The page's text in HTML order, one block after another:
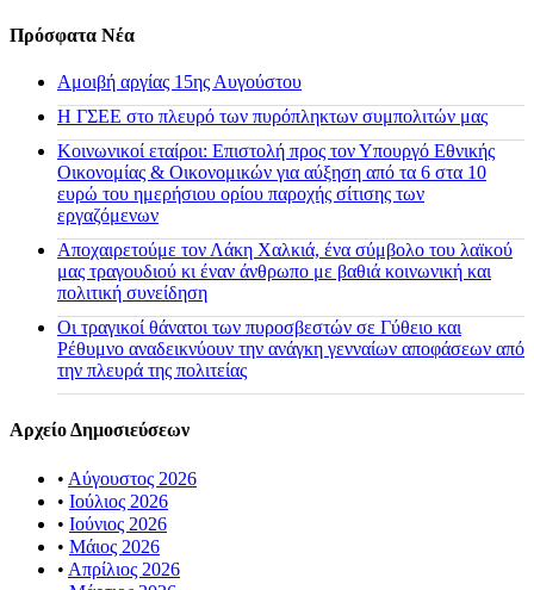
Πρόσφατα Νέα
Αμοιβή αργίας 15ης Αυγούστου
H ΓΣΕΕ στο πλευρό των πυρόπληκτων συμπολιτών μας
Κοινωνικοί εταίροι: Επιστολή προς τον Υπουργό Εθνικής
Οικονομίας & Οικονομικών για αύξηση από τα 6 στα 10
ευρώ του ημερήσιου ορίου παροχής σίτισης των
εργαζόμενων
Αποχαιρετούμε τον Λάκη Χαλκιά, ένα σύμβολο του λαϊκού
μας τραγουδιού κι έναν άνθρωπο με βαθιά κοινωνική και
πολιτική συνείδηση
Οι τραγικοί θάνατοι των πυροσβεστών σε Γύθειο και
Ρέθυμνο αναδεικνύουν την ανάγκη γενναίων αποφάσεων από
την πλευρά της πολιτείας
Αρχείο Δημοσιεύσεων
• Αύγουστος 2026
• Ιούλιος 2026
• Ιούνιος 2026
• Μάιος 2026
• Απρίλιος 2026